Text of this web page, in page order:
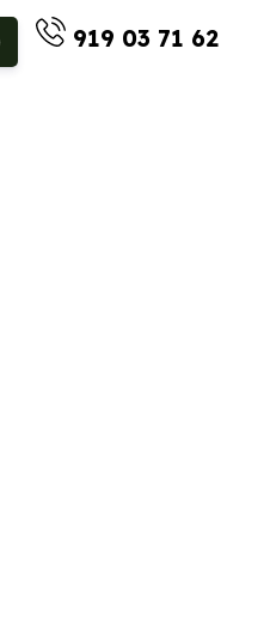
919 03 71 62